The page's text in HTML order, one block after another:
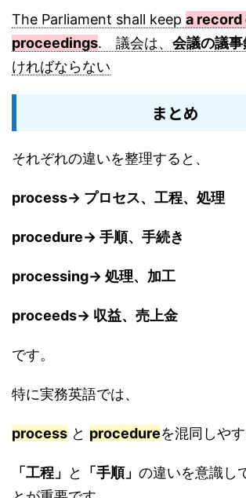
The Parliament shall keep a record
proceedings. 議会は、 会議の議事
ければならない
まとめ
それぞれの違いを整理すると、
process→ プロセス、工程、処理
procedure→ 手順、手続き
processing→ 処理、加工
proceeds→ 収益、売上金
です。
特に実務英語では、
process と procedureを混同しやす
「工程」 と 「手順」 の違いを意識し